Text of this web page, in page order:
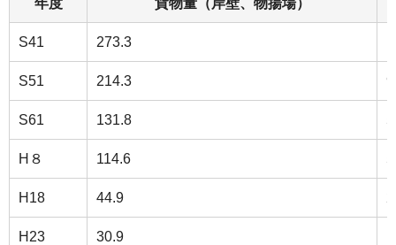
S41 273.3
S51 214.3
S61 131.8
H８ 114.6
H18 44.9
H23 30.9